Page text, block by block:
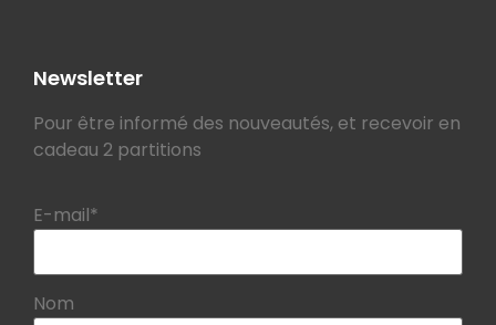
Newsletter
Pour être informé des nouveautés, et recevoir en
cadeau 2 partitions
E-mail*
Nom